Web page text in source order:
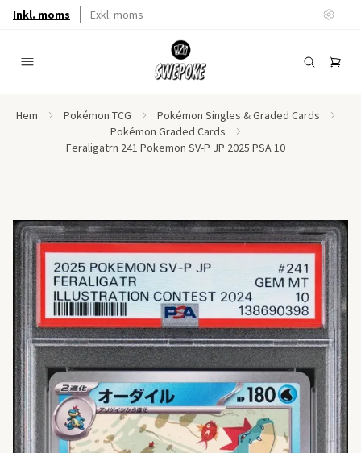
Inkl. moms Exkl. moms
Hem Pokémon TCG
Pokémon Singles & Graded Cards
Pokémon Graded Cards
Feraligatrn 241 Pokemon SV-P JP 2025 PSA 10